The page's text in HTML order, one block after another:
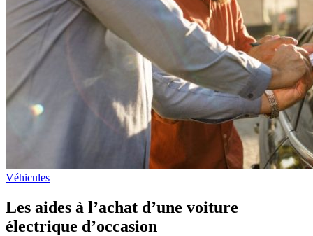
Véhicules
Les aides à l’achat d’une voiture
électrique d’occasion